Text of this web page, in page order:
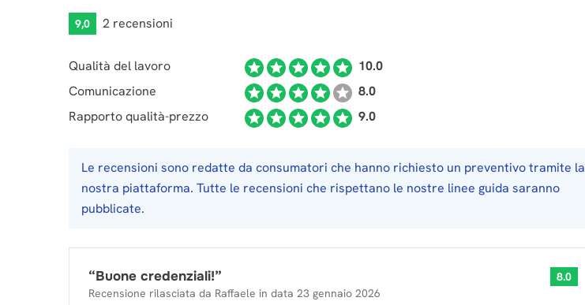
9,0 2 recensioni
Qualità del lavoro
10.0
Comunicazione
8.0
Rapporto qualità-prezzo
9.0
Le recensioni sono redatte da consumatori che hanno richiesto un preventivo tramite la
nostra piattaforma. Tutte le recensioni che rispettano le nostre linee guida saranno
pubblicate.
“Buone credenziali!”
Recensione rilasciata da Raffaele in data 23 gennaio 2026
8.0